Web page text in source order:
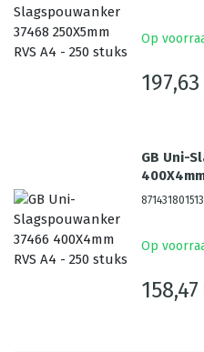
Op
197,63
GB Uni-
Op
158,47